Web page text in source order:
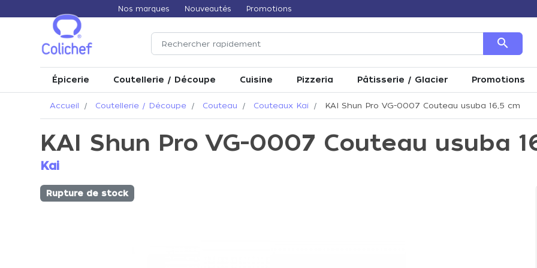
Nos marques Nouveautés Promotions
search
Épicerie Coutellerie / Découpe Cuisine Pizzeria Pâtisserie / Glacier Promotions
Accueil Coutellerie / Découpe Couteau Couteaux Kai KAI Shun Pro VG-0007 Couteau usuba 16,5 cm
KAI Shun Pro VG-0007 Couteau usuba
Kai
Rupture de stock